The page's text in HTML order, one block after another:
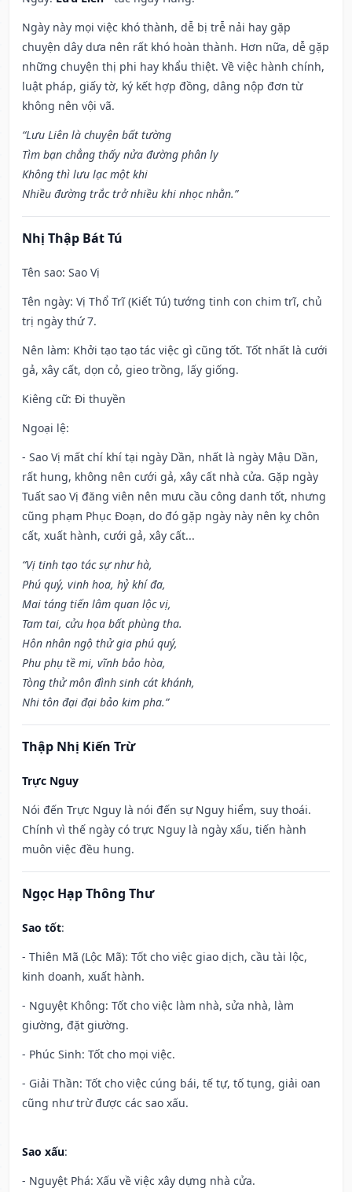
Ngày này mọi việc khó thành, dễ bị trễ nải hay gặp
chuyện dây dưa nên rất khó hoàn thành. Hơn nữa, dễ gặp
những chuyện thị phi hay khẩu thiệt. Về việc hành chính,
luật pháp, giấy tờ, ký kết hợp đồng, dâng nộp đơn từ
không nên vội vã.
“Lưu Liên là chuyện bất tường
Tìm bạn chẳng thấy nửa đường phân ly
Không thì lưu lạc một khi
Nhiều đường trắc trở nhiều khi nhọc nhằn.”
Nhị Thập Bát Tú
Tên sao: Sao Vị
Tên ngày: Vị Thổ Trĩ (Kiết Tú) tướng tinh con chim trĩ, chủ
trị ngày thứ 7.
Nên làm: Khởi tạo tạo tác việc gì cũng tốt. Tốt nhất là cưới
gả, xây cất, dọn cỏ, gieo trồng, lấy giống.
Kiêng cữ: Đi thuyền
Ngoại lệ:
- Sao Vị mất chí khí tại ngày Dần, nhất là ngày Mậu Dần,
rất hung, không nên cưới gả, xây cất nhà cửa. Gặp ngày
Tuất sao Vị đăng viên nên mưu cầu công danh tốt, nhưng
cũng phạm Phục Đoạn, do đó gặp ngày này nên kỵ chôn
cất, xuất hành, cưới gả, xây cất...
“Vị tinh tạo tác sự như hà,
Phú quý, vinh hoa, hỷ khí đa,
Mai táng tiến lâm quan lộc vị,
Tam tai, cửu họa bất phùng tha.
Hôn nhân ngộ thử gia phú quý,
Phu phụ tề mi, vĩnh bảo hòa,
Tòng thử môn đình sinh cát khánh,
Nhi tôn đại đại bảo kim pha.”
Thập Nhị Kiến Trừ
Trực Nguy
Nói đến Trực Nguy là nói đến sự Nguy hiểm, suy thoái.
Chính vì thế ngày có trực Nguy là ngày xấu, tiến hành
muôn việc đều hung.
Ngọc Hạp Thông Thư
Sao tốt:
- Thiên Mã (Lộc Mã): Tốt cho việc giao dịch, cầu tài lộc,
kinh doanh, xuất hành.
- Nguyệt Không: Tốt cho việc làm nhà, sửa nhà, làm
giường, đặt giường.
- Phúc Sinh: Tốt cho mọi việc.
- Giải Thần: Tốt cho việc cúng bái, tế tự, tố tụng, giải oan
cũng như trừ được các sao xấu.
Sao xấu:
- Nguyệt Phá: Xấu về việc xây dựng nhà cửa.